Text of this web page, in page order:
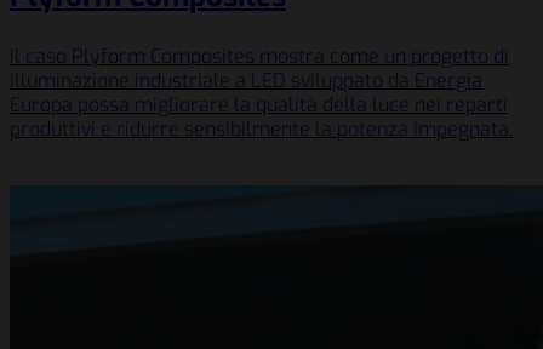
Il caso Plyform Composites mostra come un progetto di
illuminazione industriale a LED sviluppato da Energia
Europa possa migliorare la qualità della luce nei reparti
produttivi e ridurre sensibilmente la potenza impegnata.